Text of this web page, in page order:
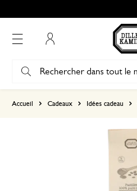
Accueil Cadeaux Idées cadeau